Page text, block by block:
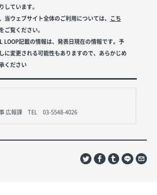
しています。
当ウェブサイト全体のご利用については、 こち
ご覧ください。
LOOP記載の情報は、発表日現在の情報です。予
に変更される可能性もありますので、あらかじめ
ください
事 広報課 TEL 03-5548-4026